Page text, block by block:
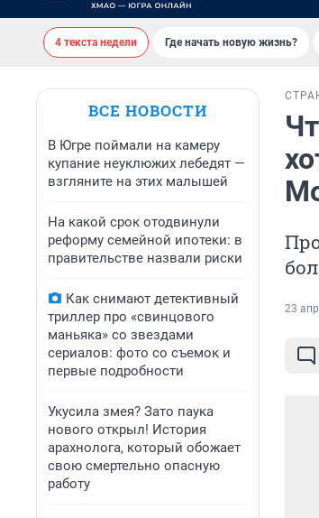
4 текста недели Где начать новую жизнь?
ВСЕ НОВОСТИ
В Югре поймали на камеру
купание неуклюжих лебедят —
взгляните на этих малышей
На какой срок отодвинули
реформу семейной ипотеки: в
правительстве назвали риски
Как снимают детективный
триллер про «свинцового
маньяка» со звездами
сериалов: фото со съемок и
первые подробности
Укусила змея? Зато паука
нового открыл! История
арахнолога, который обожает
свою смертельно опасную
работу
23